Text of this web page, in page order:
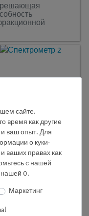
2
сайте.
время как другие
и ваш опыт. Для
о куки-
ваших правах как
с нашей
нашей 0.
Маркетинг